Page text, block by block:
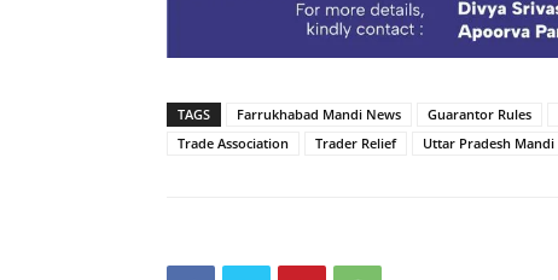
TAGS Farrukhabad Mandi News Guarantor Rules
Trade Association
Trader Relief Uttar Pradesh Mandi